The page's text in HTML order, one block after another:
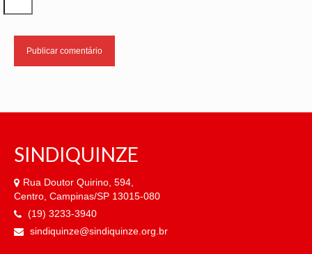
SINDIQUINZE
Rua Doutor Quirino, 594,
Centro, Campinas/SP 13015-080
(19) 3233-3940
sindiquinze@sindiquinze.org.br